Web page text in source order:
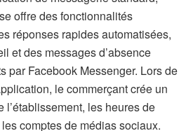
offre des fonctionnalités
réponses rapides automatisées,
et des messages d’absence
par Facebook Messenger. Lors de
le commerçant crée un
l’établissement, les heures de
comptes de médias sociaux.